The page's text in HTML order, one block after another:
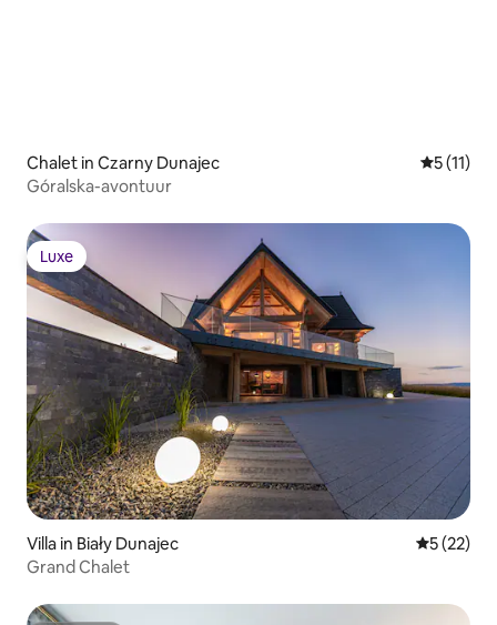
Chalet in Czarny Dunajec
5 (11)
Góralska-avontuur
Luxe
Luxe
Villa in Biały Dunajec
5 (22)
Grand Chalet